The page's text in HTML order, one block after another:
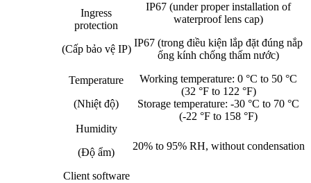
Ingress
protection
(Cấp bảo vệ IP)
IP67 (under proper installation of
waterproof lens cap)
IP67 (trong điều kiện lắp đặt đúng nắp
ống kính chống thấm nước)
Temperature
(Nhiệt độ)
Working temperature: 0 °C to 50 °C
(32 °F to 122 °F)
Storage temperature: -30 °C to 70 °C
(-22 °F to 158 °F)
Humidity
(Độ ẩm)
20% to 95% RH, without condensation
Client software